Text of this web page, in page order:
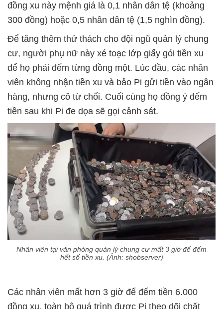
đồng xu này mệnh giá là 0,1 nhân dân tệ (khoảng
300 đồng) hoặc 0,5 nhân dân tệ (1,5 nghìn đồng).
Để tăng thêm thử thách cho đội ngũ quản lý chung
cư, người phụ nữ này xé toạc lớp giấy gói tiền xu
để họ phải đếm từng đồng một. Lúc đầu, các nhân
viên không nhận tiền xu và bảo Pi gửi tiền vào ngân
hàng, nhưng cô từ chối. Cuối cùng họ đồng ý đếm
tiền sau khi Pi đe dọa sẽ gọi cảnh sát.
Nhân viên tại văn phòng quản lý chung cư mất 3 giờ để đếm
hết số tiền xu. (Ảnh: shobserver)
Các nhân viên mất hơn 3 giờ để đếm tiền 6.000
đồng xu, toàn bộ quá trình được Pi theo dõi chặt